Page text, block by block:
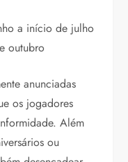
a início de julho
outubro
anunciadas
os jogadores
Além
ou